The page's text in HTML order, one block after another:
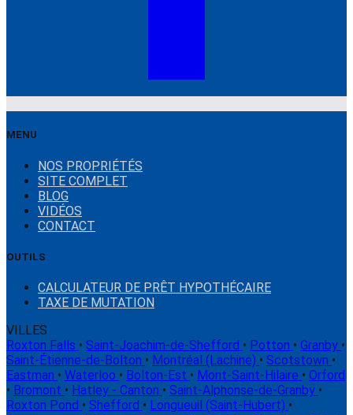
MENU
NOS PROPRIÉTÉS
SITE COMPLET
BLOG
VIDÉOS
CONTACT
OUTILS
CALCULATEUR DE PRÊT HYPOTHÉCAIRE
TAXE DE MUTATION
VILLES
Roxton Falls • Saint-Joachim-de-Shefford • Potton • Granby •
Saint-Étienne-de-Bolton • Montréal (Lachine) • Scotstown •
Eastman • Waterloo • Bolton-Est • Mont-Saint-Hilaire • Orford
• Bromont • Hatley - Canton • Saint-Alphonse-de-Granby •
Roxton Pond • Shefford • Longueuil (Saint-Hubert) •